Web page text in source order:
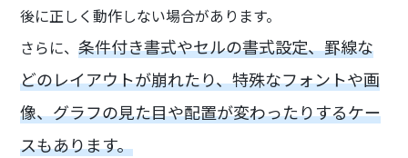
後に正しく動作しない場合があります。
さらに、条件付き書式やセルの書式設定、罫線な
どのレイアウトが崩れたり、特殊なフォントや画
像、グラフの見た目や配置が変わったりするケー
スもあります。